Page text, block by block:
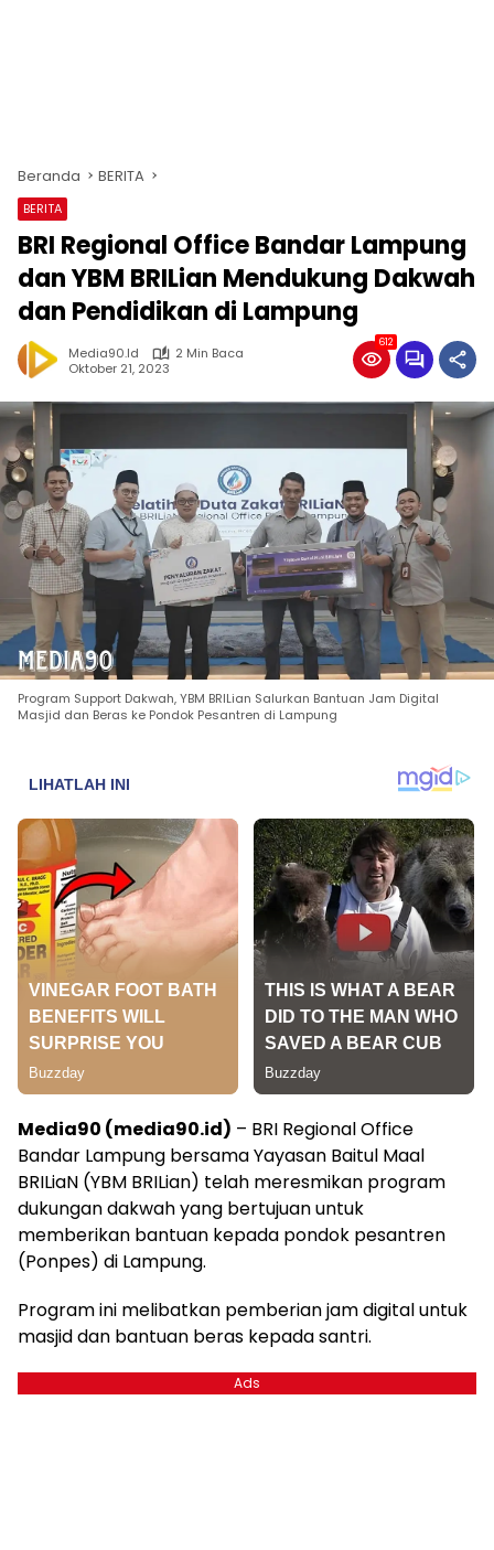
Beranda BERITA
BERITA
BRI Regional Office Bandar Lampung
dan YBM BRILian Mendukung Dakwah
dan Pendidikan di Lampung
Media90.id
2 Min Baca
Oktober 21, 2023
612
Program Support Dakwah, YBM BRILian Salurkan Bantuan Jam Digital
Masjid dan Beras ke Pondok Pesantren di Lampung
Media90 (media90.id) – BRI Regional Office
Bandar Lampung bersama Yayasan Baitul Maal
BRILiaN (YBM BRILian) telah meresmikan program
dukungan dakwah yang bertujuan untuk
memberikan bantuan kepada pondok pesantren
(Ponpes) di Lampung.
Program ini melibatkan pemberian jam digital untuk
masjid dan bantuan beras kepada santri.
Ads